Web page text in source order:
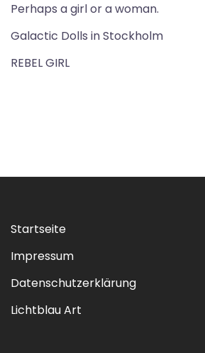
Perhaps a girl or a woman.
Galactic Dolls in Stockholm
REBEL GIRL
Startseite
Impressum
Datenschutzerklärung
Lichtblau Art